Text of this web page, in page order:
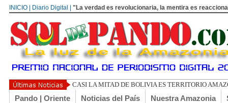
INICIO | Diario Digital | "La verdad es revolucionaria, la mentira es
CASI LA MITAD DE BOLIVIA ES TERRITORIO
Pando | Oriente Noticias del País Nuestra Amazonia